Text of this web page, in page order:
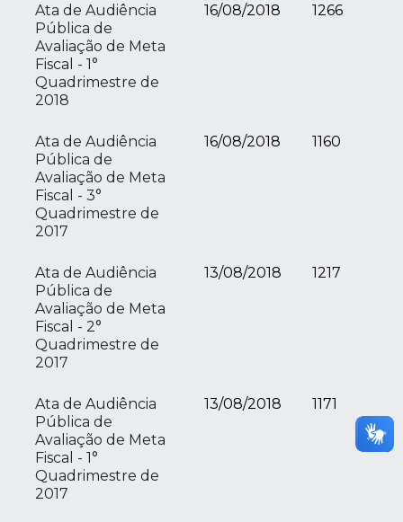
Ata de Audiência
Pública de
Avaliação de Meta
Fiscal - 1°
Quadrimestre de
2018
16/08/2018 1266
Ata de Audiência
Pública de
Avaliação de Meta
Fiscal - 3°
Quadrimestre de
2017
16/08/2018 1160
Ata de Audiência
Pública de
Avaliação de Meta
Fiscal - 2°
Quadrimestre de
2017
13/08/2018 1217
Ata de Audiência
Pública de
Avaliação de Meta
Fiscal - 1°
Quadrimestre de
2017
13/08/2018 1171